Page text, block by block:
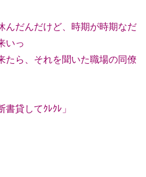
んだんだけど、時期が時期なだ
いっ
たら、それを聞いた職場の同僚
書貸してｸﾚｸﾚ」